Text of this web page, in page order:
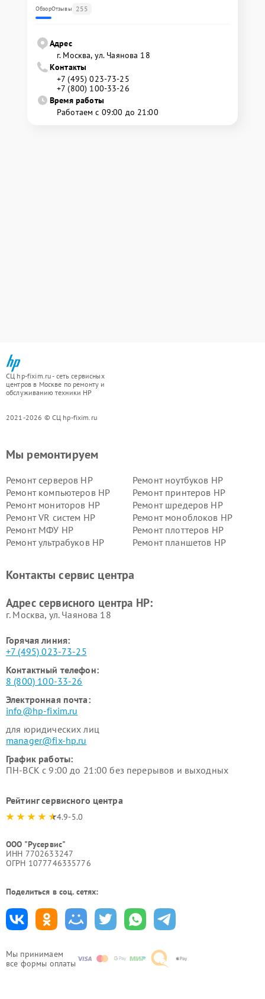
ОбзорОтзывы 255
Адрес
г. Москва, ул. Чаянова 18
Контакты
+7 (495) 023-73-25
+7 (800) 100-33-26
Время работы
Работаем с 09:00 до 21:00
СЦ hp-fixim.ru - сеть сервисных
центров в Москве по ремонту и
обслуживанию техники HP
2021-2026 © СЦ hp-fixim.ru
Мы принимаем
все формы оплаты
Мы ремонтируем
Ремонт серверов HP
Ремонт ноутбуков HP
Ремонт компьютеров HP
Ремонт принтеров HP
Ремонт мониторов HP
Ремонт шредеров HP
Ремонт VR систем HP
Ремонт моноблоков HP
Ремонт МФУ HP
Ремонт плоттеров HP
Ремонт ультрабуков HP
Ремонт планшетов HP
Контакты сервис центра
Адрес сервисного центра HP:
г. Москва, ул. Чаянова 18
Горячая линия:
+7 (495) 023-73-25
Контактный телефон:
8 (800) 100-33-26
Электронная почта:
info@hp-fixim.ru
для юридических лиц
manager@fix-hp.ru
График работы:
ПН-ВСК с 9:00 до 21:00 без перерывов и выходных
Рейтинг сервисного центра
4.9-5.0
ООО "Русервис"
ИНН 7702633247
ОГРН 1077746335776
Поделиться в соц. сетях: